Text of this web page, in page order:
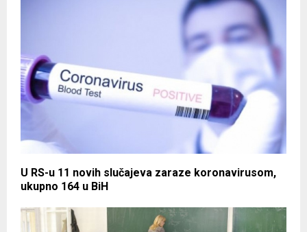
U RS-u 11 novih slučajeva zaraze koronavirusom,
ukupno 164 u BiH